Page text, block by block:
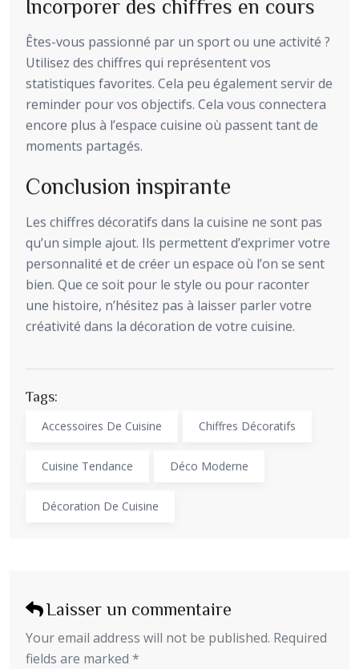
Incorporer des chiffres en cours
Êtes-vous passionné par un sport ou une activité ?
Utilisez des chiffres qui représentent vos
statistiques favorites. Cela peu également servir de
reminder pour vos objectifs. Cela vous connectera
encore plus à l’espace cuisine où passent tant de
moments partagés.
Conclusion inspirante
Les chiffres décoratifs dans la cuisine ne sont pas
qu’un simple ajout. Ils permettent d’exprimer votre
personnalité et de créer un espace où l’on se sent
bien. Que ce soit pour le style ou pour raconter
une histoire, n’hésitez pas à laisser parler votre
créativité dans la décoration de votre cuisine.
Tags:
Accessoires De Cuisine Chiffres Décoratifs
Cuisine Tendance Déco Moderne
Décoration De Cuisine
Laisser un commentaire
Your email address will not be published. Required
fields are marked *